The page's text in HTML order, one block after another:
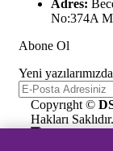
Adres:
No:374A
Abone Ol
Yeni
Copyrıght ©
Hakları Saklıdır.